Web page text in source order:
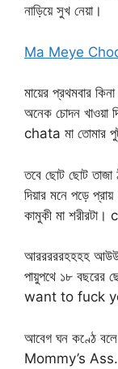
নাড়িয়ে সুখ নেয়া।
Ma Meye Choda
মায়ের প্রথমবার
অনেক চোদন খাওয়া
chata মা তোমার
তবে ছোট ছোট তাজা
দিয়ার মনে পড়ে
কামুকী মা
আরররররহহহহ
পায়ুপথে ১৮ বছরের
want to fuck
আবেগ ঘন কণ্ঠে
Mommy’s